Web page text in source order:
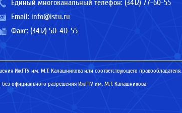
Единый многоканальный телефон: (3412) 77-60-55
Email: info@istu.ru
Факс: (3412) 50-40-55
ИжГТУ им. М.Т. Калашникова или соответствующего правообладателя.
официального разрешения ИжГТУ им. М.Т. Калашникова